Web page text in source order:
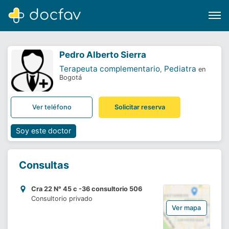
Software para clínicas
¿Eres un doctor?
Pedro Alberto Sierra
Terapeuta complementario, Pediatra en
Bogotá
Ver teléfono Solicitar reserva
Soy este doctor
Consultas
Cra 22 N° 45 c -36 consultorio 506
Consultorio privado
Ver mapa